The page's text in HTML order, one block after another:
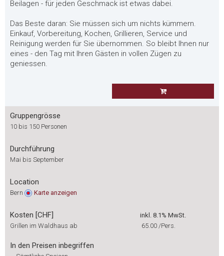
Beilagen - für jeden Geschmack ist etwas dabei.
Das Beste daran: Sie müssen sich um nichts kümmern.
Einkauf, Vorbereitung, Kochen, Grillieren, Service und
Reinigung werden für Sie übernommen. So bleibt Ihnen nur
eines - den Tag mit Ihren Gästen in vollen Zügen zu
geniessen.
Gruppengrösse
10 bis 150 Personen
Durchführung
Mai bis September
Location
Bern Karte anzeigen
Kosten [CHF]
inkl. 8.1% MwSt.
Grillen im Waldhaus ab
65.00 /Pers.
In den Preisen inbegriffen